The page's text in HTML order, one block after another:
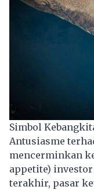
Simbol
Antusiasme
mencerminkan
appetite) investor
terakhir, pasar